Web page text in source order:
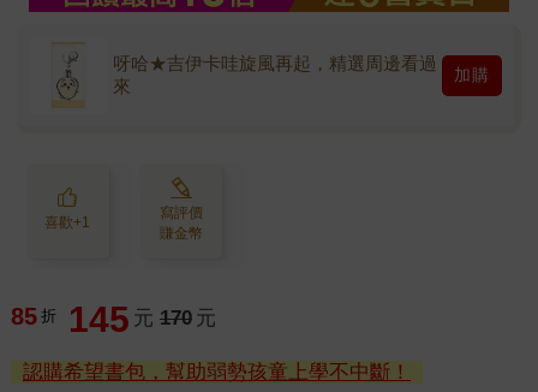
呀哈★吉伊卡哇旋風再起，精選周邊看過
來
加購
喜歡+1
寫評價
賺金幣
85 折 145 元 170 元
認購希望書包，幫助弱勢孩童上學不中斷！